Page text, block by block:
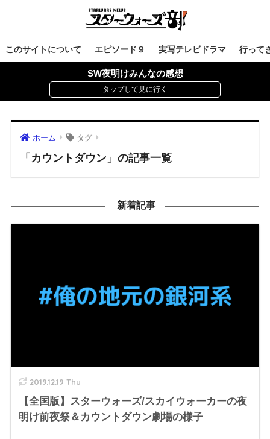
このサイトについて エピソード９ 実写テレビドラマ 行って
SW夜明けみんなの感想
ホーム タグ
「カウントダウン」の記事一覧
新着記事
2019.12.19 Thu
【全国版】スターウォーズ/スカイウォーカーの夜
明け前夜祭＆カウントダウン劇場の様子